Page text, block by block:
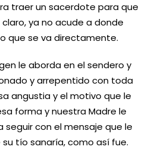
traer un sacerdote para que
ya no acude a donde
que se va directamente.
le aborda en el sendero y
y arrepentido con toda
angustia y el motivo que le
forma y nuestra Madre le
seguir con el mensaje que le
tío sanaría, como así fue.